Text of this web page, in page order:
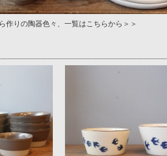
作りの陶器色々、一覧はこちらから＞＞